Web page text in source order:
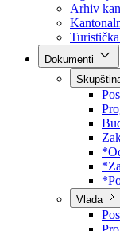
Agencija
Arhiv